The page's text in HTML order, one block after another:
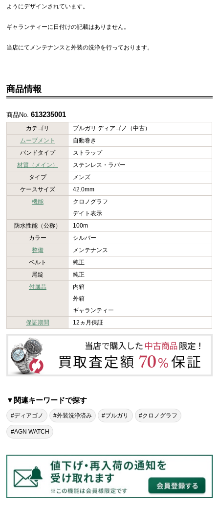
ようにデザインされています。
ギャランティーに日付けの記載はありません。
当店にてメンテナンスと外装の洗浄を行っております。
商品情報
商品No.613235001
カテゴリ
ブルガリ ディアゴノ（中古）
ムーブメント
自動巻き
バンドタイプ
ストラップ
材質（メイン）
ステンレス・ラバー
タイプ
メンズ
ケースサイズ
42.0mm
機能
クロノグラフ
デイト表示
防水性能（公称）
100m
カラー
シルバー
整備
メンテナンス
ベルト
純正
尾錠
純正
付属品
内箱
外箱
ギャランティー
保証期間
12ヵ月保証
▼関連キーワードで探す
#ディアゴノ #外装洗浄済み #ブルガリ #クロノグラフ
#AGN WATCH